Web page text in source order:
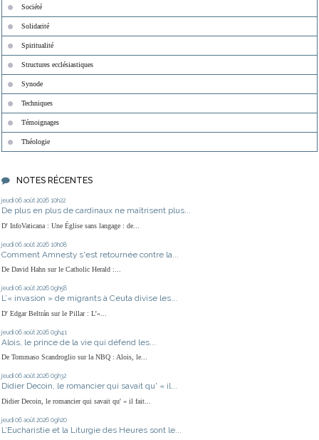
Société
Solidarité
Spiritualité
Structures ecclésiastiques
Synode
Techniques
Témoignages
Théologie
NOTES RÉCENTES
jeudi 06 août 2026 10h22
De plus en plus de cardinaux ne maîtrisent plus...
D' InfoVaticana : Une Église sans langage : de...
jeudi 06 août 2026 10h08
Comment Amnesty s'est retournée contre la...
De David Hahn sur le Catholic Herald :...
jeudi 06 août 2026 09h58
L’« invasion » de migrants à Ceuta divise les...
D' Edgar Beltrán sur le Pillar : L’«...
jeudi 06 août 2026 09h41
Alois, le prince de la vie qui défend les...
De Tommaso Scandroglio sur la NBQ : Alois, le...
jeudi 06 août 2026 09h32
Didier Decoin, le romancier qui savait qu' « il...
Didier Decoin, le romancier qui savait qu' « il fait...
jeudi 06 août 2026 09h20
L’Eucharistie et la Liturgie des Heures sont le...